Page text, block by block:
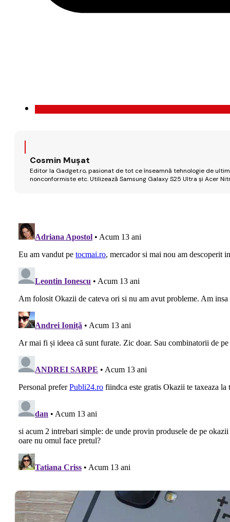
Cosmin Mușat
Editor la Gadget.ro, pasionat de tot ce înseamnă tehnologie de
nonconformiste etc. Utilizează Samsung Galaxy S25 Ultra și Acer